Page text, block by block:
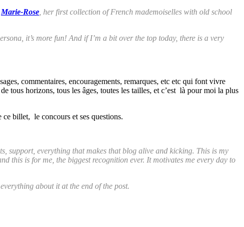
Marie-Rose , her first collection of French mademoiselles with old school
it’s more fun! And if I’m a bit over the top today, there is a very
commentaires, encouragements, remarques, etc etc qui font vivre
tous horizons, tous les âges, toutes les tailles, et c’est là pour moi la plus
ce billet, le concours et ses questions.
support, everything that makes that blog alive and kicking. This is my
this is for me, the biggest recognition ever. It motivates me every day to
about it at the end of the post.